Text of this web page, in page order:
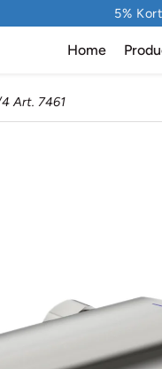
5%
Home
Art. 7461